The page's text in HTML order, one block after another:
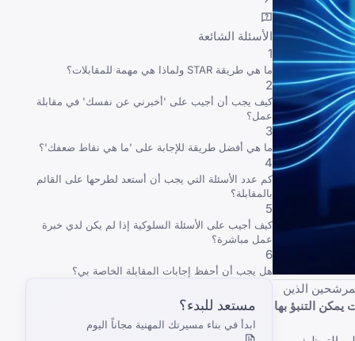
الذين
يمكن التنبؤ بها
الأسئلة الشائعة
1
ما هي طريقة STAR ولماذا هي مهمة للمقابلات؟
2
كيف يجب أن أجيب على 'أخبرني عن نفسك' في مقابلة
عمل؟
3
ما هي أفضل طريقة للإجابة على 'ما هي نقاط ضعفك'؟
4
كم عدد الأسئلة التي يجب أن أستعد لطرحها على القائم
بالمقابلة؟
5
كيف أجيب على الأسئلة السلوكية إذا لم يكن لدي خبرة
عمل مباشرة؟
6
هل يجب أن أحفظ إجابات المقابلة الخاصة بي؟
مستعد للبدء؟
ابدأ في بناء مسيرتك المهنية مجاناً اليوم